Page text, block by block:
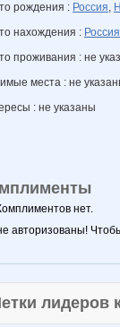
рождения : Россия,
нахождения : Россия
проживания : не
места : не
: не указаны
нет.
авторизованы!